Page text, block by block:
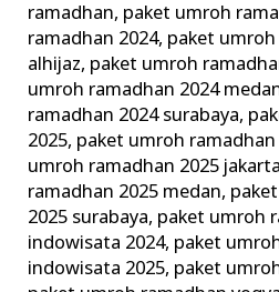
ramadhan, paket umroh
ramadhan 2024, paket
alhijaz, paket umroh
umroh ramadhan 2024
ramadhan 2024 surabaya,
2025, paket umroh ramadhan
umroh ramadhan 2025 jakarta
ramadhan 2025 medan,
2025 surabaya, paket umroh
indowisata 2024, paket
indowisata 2025, paket